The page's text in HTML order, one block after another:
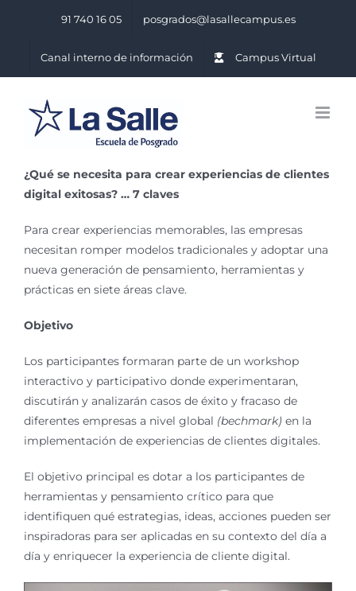
91 740 16 05 posgrados@lasallecampus.es
Canal interno de información Campus Virtual
¿Qué se necesita para crear experiencias de clientes
digital exitosas? … 7 claves
Para crear experiencias memorables, las empresas
necesitan romper modelos tradicionales y adoptar una
nueva generación de pensamiento, herramientas y
prácticas en siete áreas clave.
Objetivo
Los participantes formaran parte de un workshop
interactivo y participativo donde experimentaran,
discutirán y analizarán casos de éxito y fracaso de
diferentes empresas a nivel global (bechmark) en la
implementación de experiencias de clientes digitales.
El objetivo principal es dotar a los participantes de
herramientas y pensamiento crítico para que
identifiquen qué estrategias, ideas, acciones pueden ser
inspiradoras para ser aplicadas en su contexto del día a
día y enriquecer la experiencia de cliente digital.